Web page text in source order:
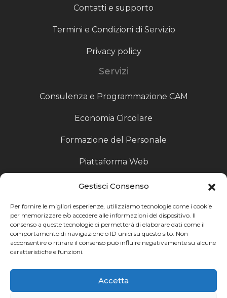
Gestisci Consenso
Per fornire le migliori esperienze, utilizziamo tecnologie come i cookie
per memorizzare e/o accedere alle informazioni del dispositivo. Il
consenso a queste tecnologie ci permetterà di elaborare dati come il
comportamento di navigazione o ID unici su questo sito. Non
acconsentire o ritirare il consenso può influire negativamente su alcune
caratteristiche e funzioni.
Accetta
Contatti e supporto
Termini e Condizioni di Servizio
Privacy policy
Servizi
Consulenza e Programmazione CAM
Economia Circolare
Formazione del Personale
Piattaforma Web
Scouting fornitori
Produzione Particolari
Raccoglitori di Fine Linea
Ricerca
Ricerca avanzata
Catalogo fornitori